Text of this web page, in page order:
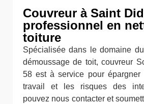
Couvreur à Saint
professionnel en
toiture
Spécialisée dans le domaine
démoussage de toit, couvreur
58 est à service pour épargner
travail et les risques des
pouvez nous contacter et